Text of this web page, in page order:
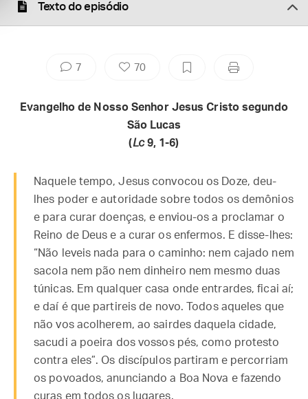
Texto do episódio
7 70
Evangelho de Nosso Senhor Jesus Cristo segundo
São Lucas
(Lc9, 1-6)
Naquele tempo, Jesus convocou os Doze, deu-
lhes poder e autoridade sobre todos os demônios
e para curar doenças, e enviou-os a proclamar o
Reino de Deus e a curar os enfermos. E disse-lhes:
“Não leveis nada para o caminho: nem cajado nem
sacola nem pão nem dinheiro nem mesmo duas
túnicas. Em qualquer casa onde entrardes, ficai aí;
e daí é que partireis de novo. Todos aqueles que
não vos acolherem, ao sairdes daquela cidade,
sacudi a poeira dos vossos pés, como protesto
contra eles”. Os discípulos partiram e percorriam
os povoados, anunciando a Boa Nova e fazendo
curas em todos os lugares.